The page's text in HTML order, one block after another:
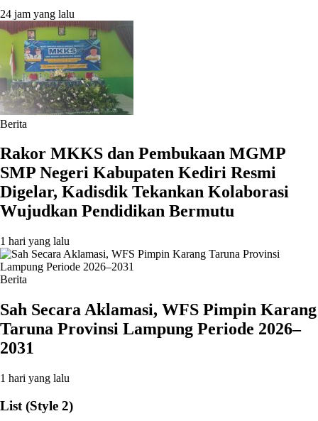
24 jam yang lalu
Berita
Rakor MKKS dan Pembukaan MGMP
SMP Negeri Kabupaten Kediri Resmi
Digelar, Kadisdik Tekankan Kolaborasi
Wujudkan Pendidikan Bermutu
1 hari yang lalu
Berita
Sah Secara Aklamasi, WFS Pimpin Karang
Taruna Provinsi Lampung Periode 2026–
2031
1 hari yang lalu
List (Style 2)